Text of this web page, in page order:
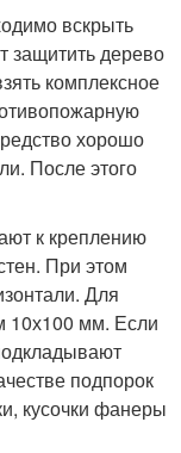
вскрыть
защитить дерево
комплексное
хорошо
После этого
к креплению
При этом
Для
10х100 мм. Если
подпорок
кусочки фанеры